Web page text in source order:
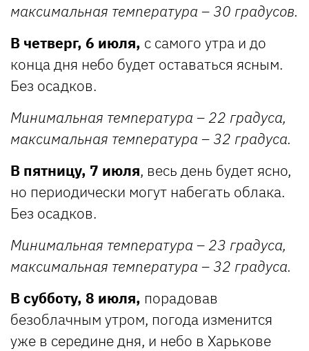
максимальная температура – 30 градусов.
В четверг, 6 июля, с самого утра и до
конца дня небо будет оставаться ясным.
Без осадков.
Минимальная температура – 22 градуса,
максимальная температура – 32 градуса.
В пятницу, 7 июля, весь день будет ясно,
но периодически могут набегать облака.
Без осадков.
Минимальная температура – 23 градуса,
максимальная температура – 32 градуса.
В субботу, 8 июля, порадовав
безоблачным утром, погода изменится
уже в середине дня, и небо в Харькове